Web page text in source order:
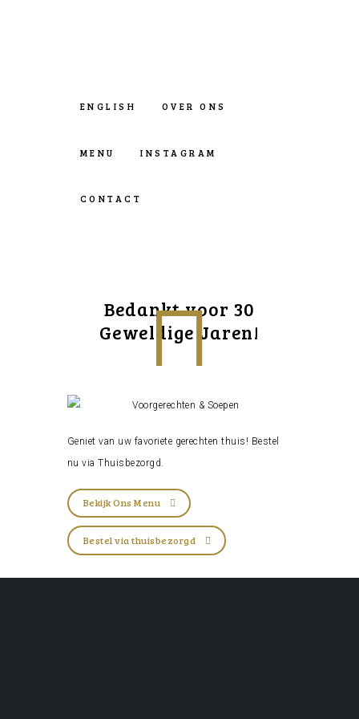
ENGLISH OVER ONS
MENU INSTAGRAM
CONTACT
Bedankt voor 30
Geweldige Jaren!
Geniet van uw favoriete gerechten thuis! Bestel
nu viaThuisbezorgd
Bekijk Ons Menu
Bestel via thuisbezorgd